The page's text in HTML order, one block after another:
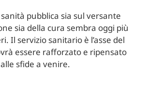
pubblica sia sul versante
sia della cura sembra oggi più
Il servizio sanitario è l’asse del
essere rafforzato e ripensato
sfide a venire.